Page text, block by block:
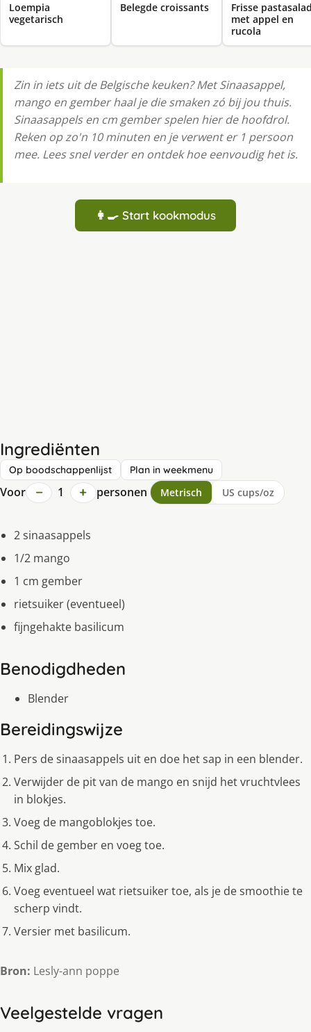
Loempia
vegetarisch
Belegde croissants
Frisse
met appel en
rucola
Zin in iets uit de Belgische keuken? Met Sinaasappel,
mango en gember haal je die smaken zó bij jou thuis.
Sinaasappels en cm gember spelen hier de hoofdrol.
Reken op zo'n 10 minuten en je verwent er 1 persoon
mee. Lees snel verder en ontdek hoe eenvoudig het is.
👩‍🍳 Start kookmodus
Ingrediënten
Op boodschappenlijst Plan in weekmenu
Voor − 1 + personen Metrisch US cups/oz
2 sinaasappels
1/2 mango
1 cm gember
rietsuiker (eventueel)
fijngehakte basilicum
Benodigdheden
Blender
Bereidingswijze
Pers de sinaasappels uit en doe het sap in een blender.
Verwijder de pit van de mango en snijd het vruchtvlees
in blokjes.
Voeg de mangoblokjes toe.
Schil de gember en voeg toe.
Mix glad.
Voeg eventueel wat rietsuiker toe, als je de smoothie te
scherp vindt.
Versier met basilicum.
Bron: Lesly-ann poppe
Veelgestelde vragen